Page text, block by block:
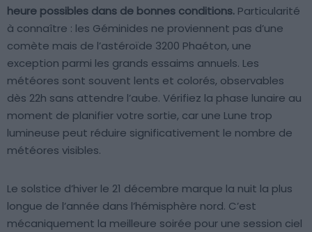
heure possibles dans de bonnes conditions. Particularité
à connaître : les Géminides ne proviennent pas d’une
comète mais de l’astéroïde 3200 Phaéton, une
exception parmi les grands essaims annuels. Les
météores sont souvent lents et colorés, observables
dès 22h sans attendre l’aube. Vérifiez la phase lunaire au
moment de planifier votre sortie, car une Lune trop
lumineuse peut réduire significativement le nombre de
météores visibles.
Le solstice d’hiver le 21 décembre marque la nuit la plus
longue de l’année dans l’hémisphère nord. C’est
mécaniquement la meilleure soirée pour une session ciel